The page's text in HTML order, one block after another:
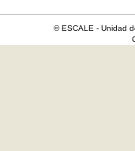
© ESCALE - Unidad